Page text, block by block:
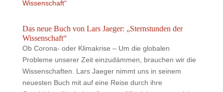
Das neue Buch von Lars Jaeger: „Sternstunden der
Wissenschaft“
Ob Corona- oder Klimakrise – Um die globalen
Probleme unserer Zeit einzudämmen, brauchen wir die
Wissenschaften. Lars Jaeger nimmt uns in seinem
neuesten Buch mit auf eine Reise durch ihre